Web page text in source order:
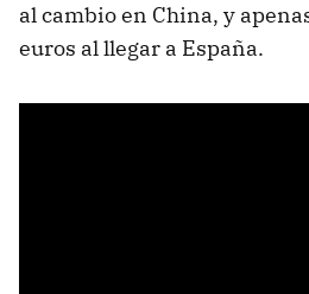
al cambio en China, y
euros al llegar a España.